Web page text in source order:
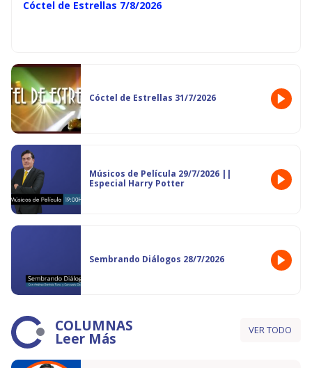
Cóctel de Estrellas 7/8/2026
Cóctel de Estrellas 31/7/2026
Músicos de Película 29/7/2026 ||
Especial Harry Potter
Sembrando Diálogos 28/7/2026
COLUMNAS
Leer Más VER TODO